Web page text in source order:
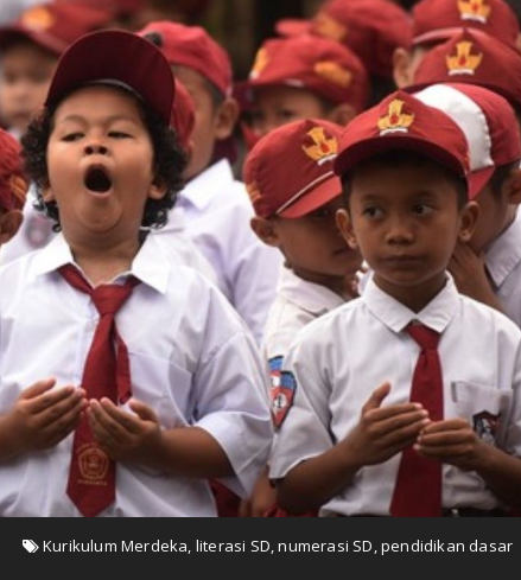
Kurikulum Merdeka, literasi SD,numerasi SD,pendidikan dasar